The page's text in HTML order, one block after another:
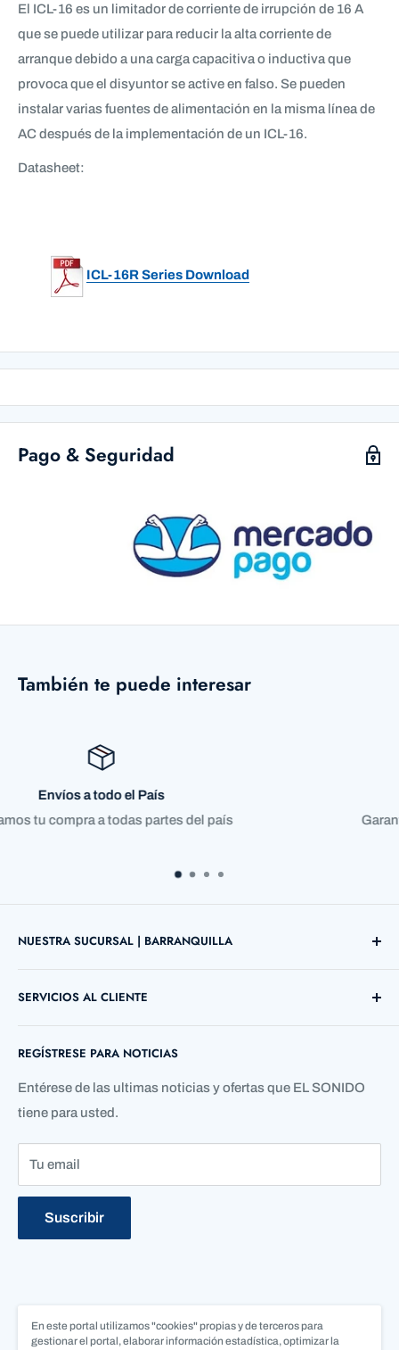
El ICL-16 es un limitador de corriente de irrupción de 16 A
que se puede utilizar para reducir la alta corriente de
arranque debido a una carga capacitiva o inductiva que
provoca que el disyuntor se active en falso. Se pueden
instalar varias fuentes de alimentación en la misma línea de
AC después de la implementación de un ICL-16.
Datasheet:
ICL-16R Series Download
Pago & Seguridad
También te puede interesar
Compra satisfecha o reembolso
Garantizamos el 100% de nuestros productos
NUESTRA SUCURSAL | BARRANQUILLA
Telefono: +57 5 3690755
SERVICIOS AL CLIENTE
Contáctenos
Quienes Somos
REGÍSTRESE PARA NOTICIAS
Entérese de las ultimas noticias y ofertas que EL SONIDO
tiene para usted.
Tu email
Suscribir
Síguenos
En este portal utilizamos "cookies" propias y de terceros para
gestionar el portal, elaborar información estadística, optimizar la